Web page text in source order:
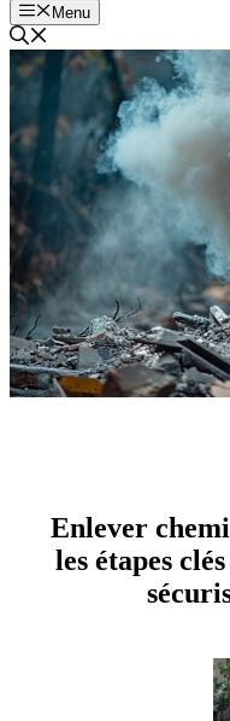
Menu
Enlever
les étapes